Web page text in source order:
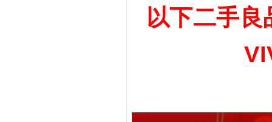
以下二手